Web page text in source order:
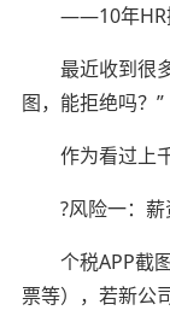
——10年HR掏
最近收到很多
图，能拒绝吗？”
作为看过上千
?风险一：薪
个税APP截图
票等），若新公